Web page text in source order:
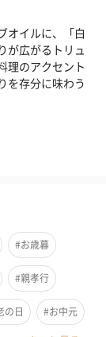
オイルに、「白
が広がるトリュ
理のアクセント
を存分に味わう
#お歳暮
#親孝行
の日 #お中元